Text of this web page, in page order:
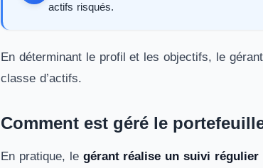
actifs risqués.
En déterminant le profil et les objectifs, le
classe d’actifs.
Comment est géré le
En pratique, le gérant réalise un suivi régulier